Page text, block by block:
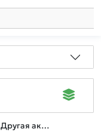
Другая аккумуляторная техника